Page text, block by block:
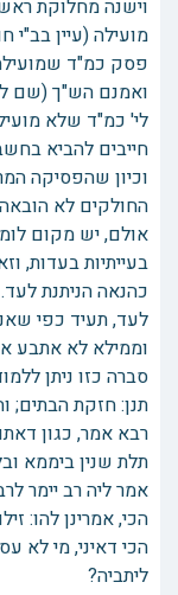
וישנה מחלוקת
מועילה (עיין
פסק כמ"ד
ואמנם הש"ך (שם
לי' כמ"ד שלא
חייבים להביא
וכיון שהפסיקה
החולקים לא
אולם, יש מקום
בעייתיות בעדות,
כהנאה הניתנת
לעד, תעיד כפי
וממילא לא אתבע
סברה כזו ניתן
תנן: חזקת הבתים;
רבא אמר, כגון דאתו
תלת שנין ביממא
אמר ליה רב יימר
הכי, אמרינן להו:
הכי דאיני, מי לא
ליתביה?